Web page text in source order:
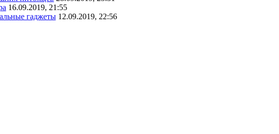
16.09.2019, 21:55
гаджеты 12.09.2019, 22:56